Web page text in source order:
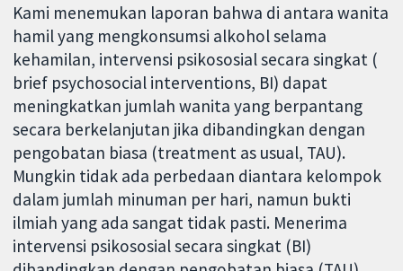
Kami menemukan laporan bahwa di antara wanita
hamil yang mengkonsumsi alkohol selama
kehamilan, intervensi psikososial secara singkat (
brief psychosocial interventions, BI) dapat
meningkatkan jumlah wanita yang berpantang
secara berkelanjutan jika dibandingkan dengan
pengobatan biasa (treatment as usual, TAU).
Mungkin tidak ada perbedaan diantara kelompok
dalam jumlah minuman per hari, namun bukti
ilmiah yang ada sangat tidak pasti. Menerima
intervensi psikososial secara singkat (BI)